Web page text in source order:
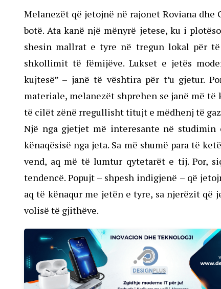
Melanezët që jetojnë në rajonet Roviana dhe
botë. Ata kanë një mënyrë jetese, ku i
shesin mallrat e tyre në tregun lokal për
shkollimit të fëmijëve. Lukset e jetës
kujtesë” – janë të vështira për t’u gjetur.
materiale, melanezët shprehen se janë më të
të cilët zënë rregullisht titujt e mëdhenj të
Një nga gjetjet më interesante në studimin
kënaqësisë nga jeta. Sa më shumë para të
vend, aq më të lumtur qytetarët e tij. Por,
tendencë. Popujt – shpesh indigjenë – që
aq të kënaqur me jetën e tyre, sa njerëzit që
volisë të gjithëve.